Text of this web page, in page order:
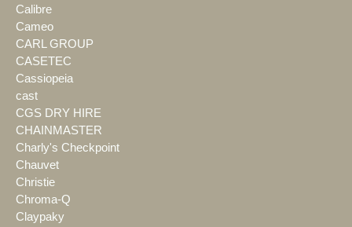
Calibre
Cameo
CARL GROUP
CASETEC
Cassiopeia
cast
CGS DRY HIRE
CHAINMASTER
Charly's Checkpoint
Chauvet
Christie
Chroma-Q
Claypaky